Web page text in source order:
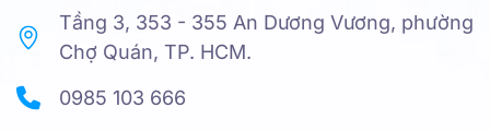
Tầng 3, 353 - 355 An Dương Vương, phường
Chợ Quán, TP. HCM.
0985 103 666